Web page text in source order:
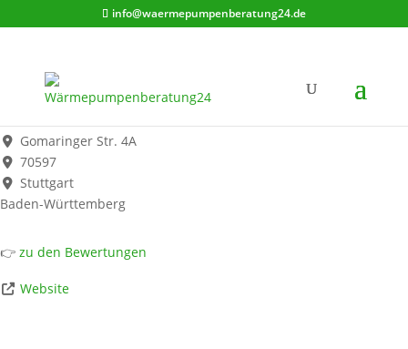
info@waermepumpenberatung24.de
D + S Rockenstein GmbH - Bad Heizung, Sanitär
Werbung*
Gomaringer Str. 4A
70597
Stuttgart
Baden-Württemberg
👉 zu den Bewertungen
Website